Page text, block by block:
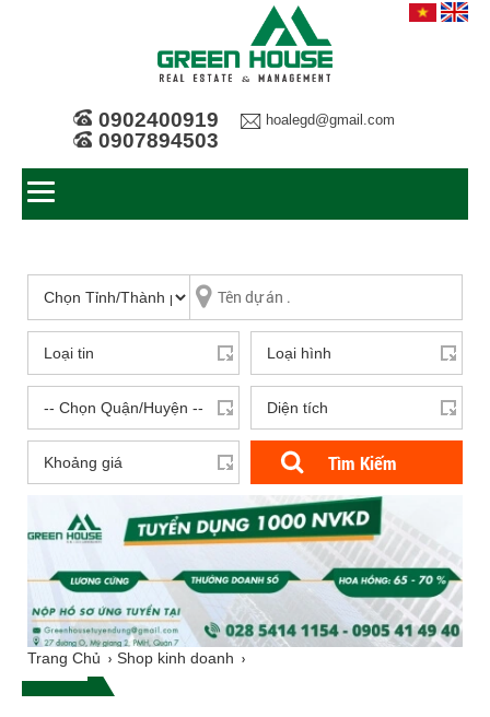
0902400919
0907894503
hoalegd@gmail.com
Tìm Kiếm
Trang Chủ Shop kinh doanh